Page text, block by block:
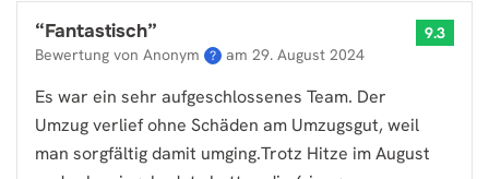
“Fantastisch”
Bewertung von Anonym ? am 29. August 2024
9.3
Es war ein sehr aufgeschlossenes Team. Der
Umzug verlief ohne Schäden am Umzugsgut, weil
man sorgfältig damit umging.Trotz Hitze im August